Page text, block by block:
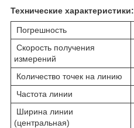
Технические характеристики:
Погрешность
Скорость получения
измерений
Количество точек на линию
Частота линии
Ширина линии
(центральная)